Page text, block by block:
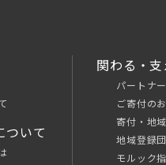
ついて
関わる・支
パートナー
ご寄付の
寄付・地
地域登録
モルック